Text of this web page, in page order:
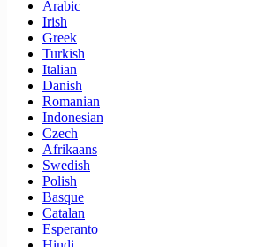
Arabic
Irish
Greek
Turkish
Italian
Danish
Romanian
Indonesian
Czech
Afrikaans
Swedish
Polish
Basque
Catalan
Esperanto